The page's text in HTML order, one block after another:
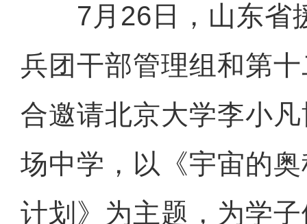
7月26日，山东省
兵团干部管理组和第
合邀请北京大学李小
场中学，以《宇宙的
计划》为主题，为学